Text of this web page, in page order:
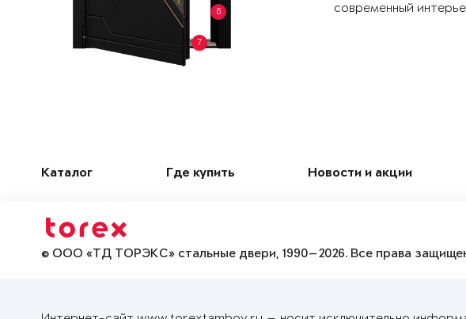
6
7
современный
Каталог Где купить Новости и акции
© ООО «ТД ТОРЭКС» стальные двери, 1990—2026. Все права